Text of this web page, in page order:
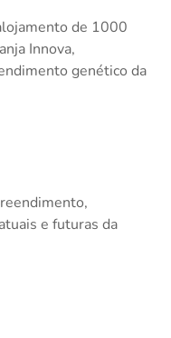
de 1000
Innova,
genético da
e futuras da